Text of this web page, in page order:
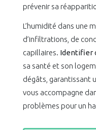
prévenir sa
L’humidité dans une
d’infiltrations, de
capillaires. Identifier
sa santé et son
dégâts, garantissant
vous accompagne
problèmes pour un